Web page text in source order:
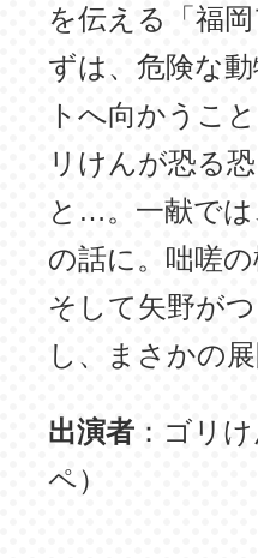
を伝える「福
ずは、危険な
トへ向かうこ
リけんが恐る
と…。一献では
の話に。咄嗟
そして矢野が
し、まさかの
出演者 ：ゴリ
ペ）